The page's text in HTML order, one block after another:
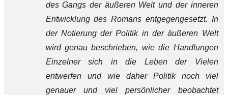
des Gangs der äußeren Welt und der inneren
Entwicklung des Romans entgegengesetzt. In
der Notierung der Politik in der äußeren Welt
wird genau beschrieben, wie die Handlungen
Einzelner sich in die Leben der Vielen
entwerfen und wie daher Politik noch viel
genauer und viel persönlicher beobachtet